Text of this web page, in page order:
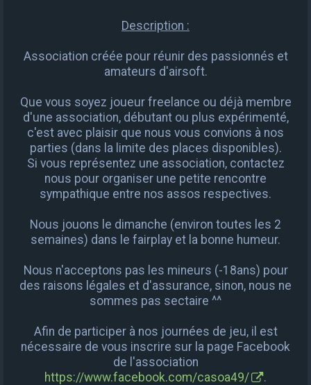
Description :
Association créée pour réunir des passionnés et
amateurs d'airsoft.
Que vous soyez joueur freelance ou déjà membre
d'une association, débutant ou plus expérimenté,
c'est avec plaisir que nous vous convions à nos
parties (dans la limite des places disponibles).
Si vous représentez une association, contactez
nous pour organiser une petite rencontre
sympathique entre nos assos respectives.
Nous jouons le dimanche (environ toutes les 2
semaines) dans le fairplay et la bonne humeur.
Nous n'acceptons pas les mineurs (-18ans) pour
des raisons légales et d'assurance, sinon, nous ne
sommes pas sectaire ^^
Afin de participer à nos journées de jeu, il est
nécessaire de vous inscrire sur la page Facebook
de l'association
https://www.facebook.com/casoa49/
.